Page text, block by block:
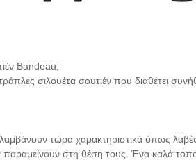
Bandeau;
σιλουέτα σουτιέν που διαθέτει
τώρα χαρακτηριστικά όπως
στη θέση τους. Ένα καλά